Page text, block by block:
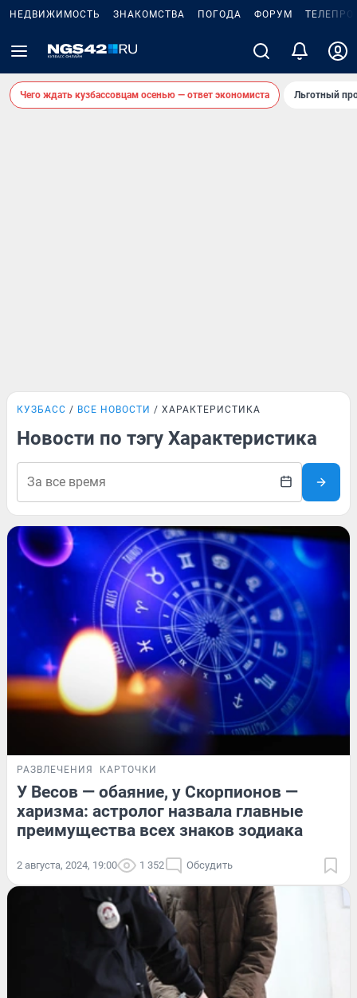
НЕДВИЖИМОСТЬ ЗНАКОМСТВА ПОГОДА ФОРУМ
Чего ждать кузбассовцам осенью — ответ экономиста Льготный
КУЗБАСС ВСЕ НОВОСТИ ХАРАКТЕРИСТИКА
Новости по тэгу Характеристика
РАЗВЛЕЧЕНИЯ КАРТОЧКИ
У Весов — обаяние, у Скорпионов —
харизма: астролог назвала главные
преимущества всех знаков зодиака
2 августа, 2024, 19:00 1 352 Обсудить